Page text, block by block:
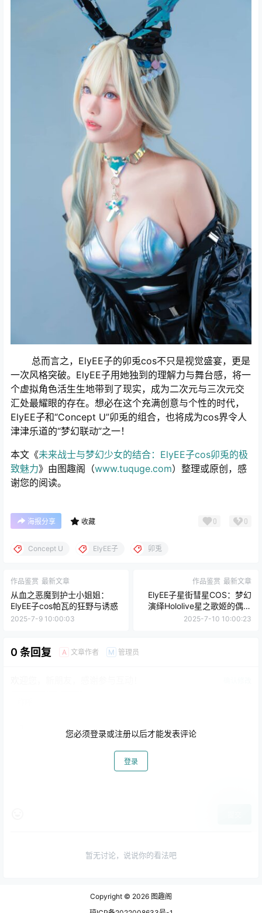
总而言之，ElyEE子的卯兎cos不只是视觉盛宴，更是
一次风格突破。ElyEE子用她独到的理解力与舞台感，将一
个虚拟角色活生生地带到了现实，成为二次元与三次元交
汇处最耀眼的存在。想必在这个充满创意与个性的时代，
ElyEE子和“Concept U”卯兎的组合，也将成为cos界令人
津津乐道的“梦幻联动”之一！
本文《未来战士与梦幻少女的结合：ElyEE子cos卯兎的极
致魅力》由图趣阁（www.tuquge.com）整理或原创，感
谢您的阅读。
海报分享 收藏 0 0
Concept U ElyEE子 卯兎
作品鉴赏 最新文章
从血之恶魔到护士小姐姐：
ElyEE子cos帕瓦的狂野与诱惑
2025-7-9 10:00:03
作品鉴赏 最新文章
ElyEE子星街彗星COS：梦幻
演绎Hololive星之歌姬的偶像
魅力
2025-7-10 10:00:23
0 条回复 A 文章作者 M 管理员
您必须登录或注册以后才能发表评论
登录
暂无讨论，说说你的看法吧
Copyright © 2026 图趣阁